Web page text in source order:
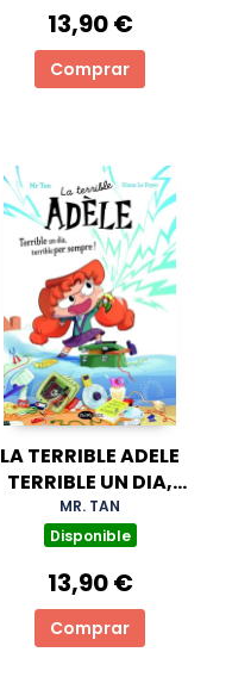
13,90 €
Comprar
LA TERRIBLE ADELE
TERRIBLE UN DIA,
TERRIBLE PER
SEMPRE! NOVELA 1
MR. TAN
Disponible
13,90 €
Comprar